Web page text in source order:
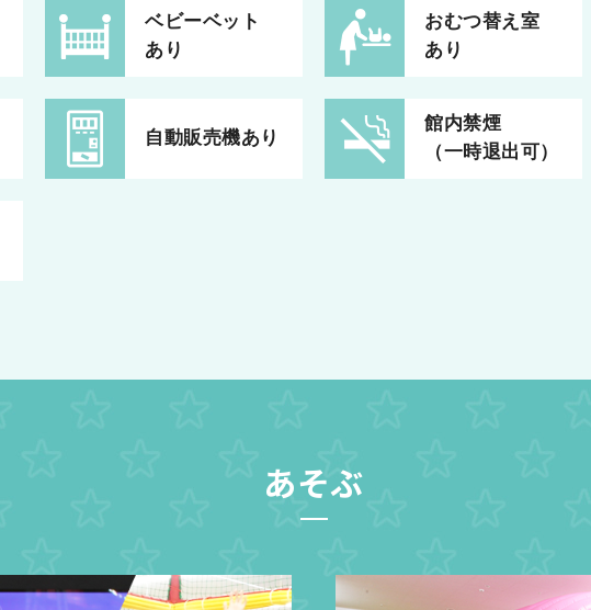
ベビーベット
あり
おむつ替え室
あり
自動販売機あり
館内禁煙
（一時退出可）
あそぶ